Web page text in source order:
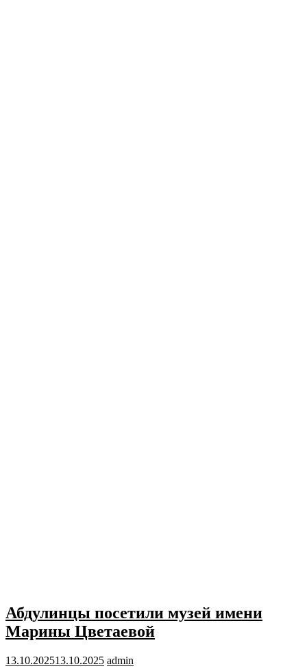
Абдулинцы посетили музей имени
Марины Цветаевой
13.10.202513.10.2025 admin